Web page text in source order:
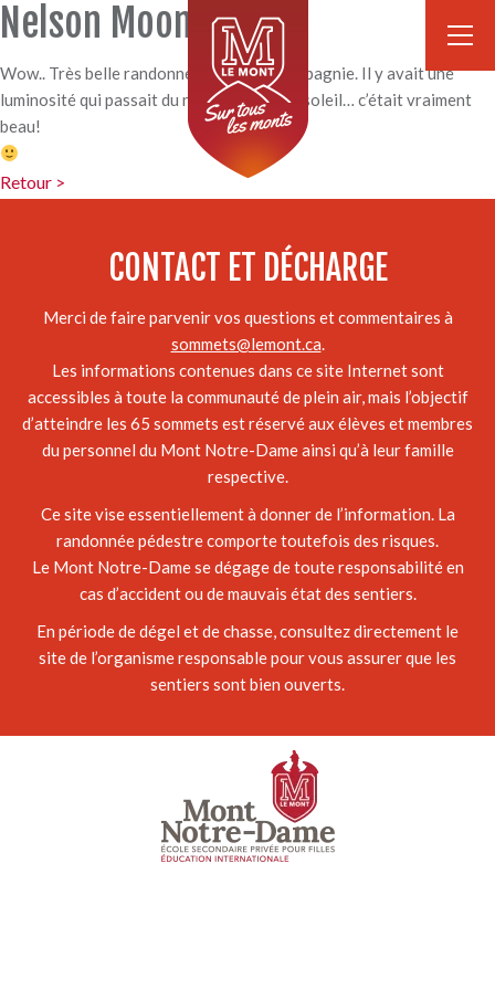
Nelson Mooney
Wow.. Très belle randonnée en bonne compagnie. Il y avait une
luminosité qui passait du nuageux, à plein soleil… c’était vraiment
beau!
Retour >
CONTACT ET DÉCHARGE
Merci de faire parvenir vos questions et commentaires à
sommets@lemont.ca.
Les informations contenues dans ce site Internet sont
accessibles à toute la communauté de plein air, mais l’objectif
d’atteindre les 65 sommets est réservé aux élèves et membres
du personnel du Mont Notre-Dame ainsi qu’à leur famille
respective.
Ce site vise essentiellement à donner de l’information. La
randonnée pédestre comporte toutefois des risques.
Le Mont Notre-Dame se dégage de toute responsabilité en
cas d’accident ou de mauvais état des sentiers.
En période de dégel et de chasse, consultez directement le
site de l’organisme responsable pour vous assurer que les
sentiers sont bien ouverts.